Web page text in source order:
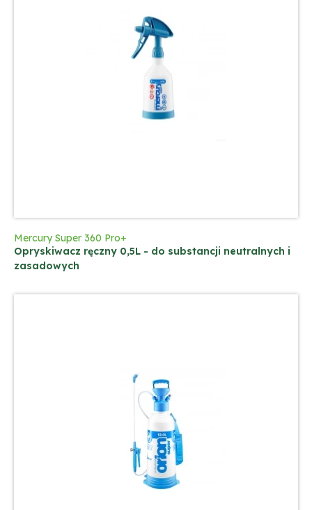
Mercury Super 360 Pro+
Opryskiwacz ręczny 0,5L - do substancji neutralnych i
zasadowych